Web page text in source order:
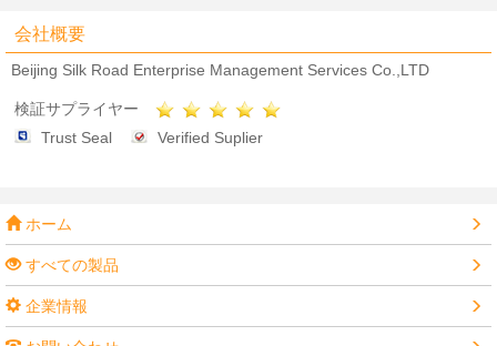
会社概要
Beijing Silk Road Enterprise Management Services Co.,LTD
検証サプライヤー
Trust Seal
Verified Suplier
ホーム
すべての製品
企業情報